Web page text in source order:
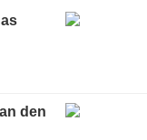
den